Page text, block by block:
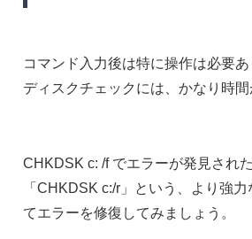
コマンド入力後は特に操作は必要あ
ディスクチェックには、かなり時間
CHKDSK c: /f でエラーが発見された
「CHKDSK c:/r」という、より強
てエラーを修復してみましょう。